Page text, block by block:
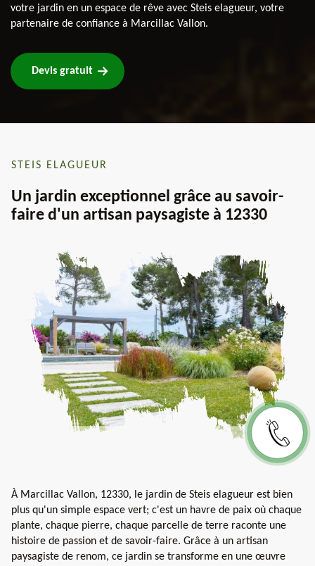
votre jardin en un espace de rêve avec Steis elagueur, votre
partenaire de confiance à Marcillac Vallon.
Devis gratuit
STEIS ELAGUEUR
Un jardin exceptionnel grâce au savoir-
faire d'un artisan paysagiste à 12330
À Marcillac Vallon, 12330, le jardin de Steis elagueur est bien
plus qu'un simple espace vert; c'est un havre de paix où chaque
plante, chaque pierre, chaque parcelle de terre raconte une
histoire de passion et de savoir-faire. Grâce à un artisan
paysagiste de renom, ce jardin se transforme en une œuvre